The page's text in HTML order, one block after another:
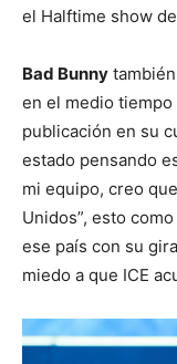
el Halftime show
Bad Bunny
en el medio tiempo
publicación en su
estado pensando
mi equipo, creo
Unidos”, esto
ese país con su
miedo a que ICE